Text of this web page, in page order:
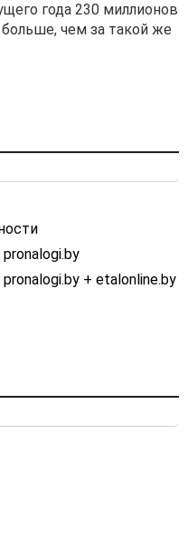
года 230 миллионов
больше, чем за такой же
+ etalonline.by